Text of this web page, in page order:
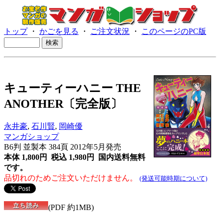
トップ・ かごを見る ・ ご注文状況 ・ このページのPC版
キューティーハニー THE
ANOTHER〔完全版〕
永井豪, 石川賢, 岡崎優
マンガショップ
B6判 並製本 384頁 2012年5月発売
本体 1,800円 税込 1,980円
国内送料無料
です。
品切れのためご注文いただけません。
(発送可能時期について)
(PDF 約1MB)